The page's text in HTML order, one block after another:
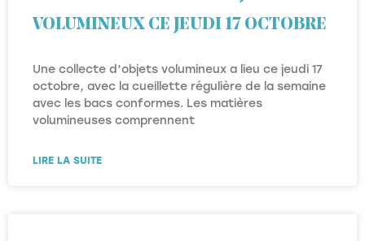
VOLUMINEUX CE JEUDI 17 OCTOBRE
Une collecte d’objets volumineux a lieu ce jeudi 17
octobre, avec la cueillette régulière de la semaine
avec les bacs conformes. Les matières
volumineuses comprennent
LIRE LA SUITE